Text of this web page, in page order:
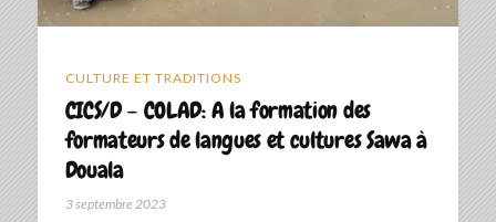
CULTURE ET TRADITIONS
CICS/D – COLAD: A la formation des
formateurs de langues et cultures Sawa à
Douala
3 septembre 2023